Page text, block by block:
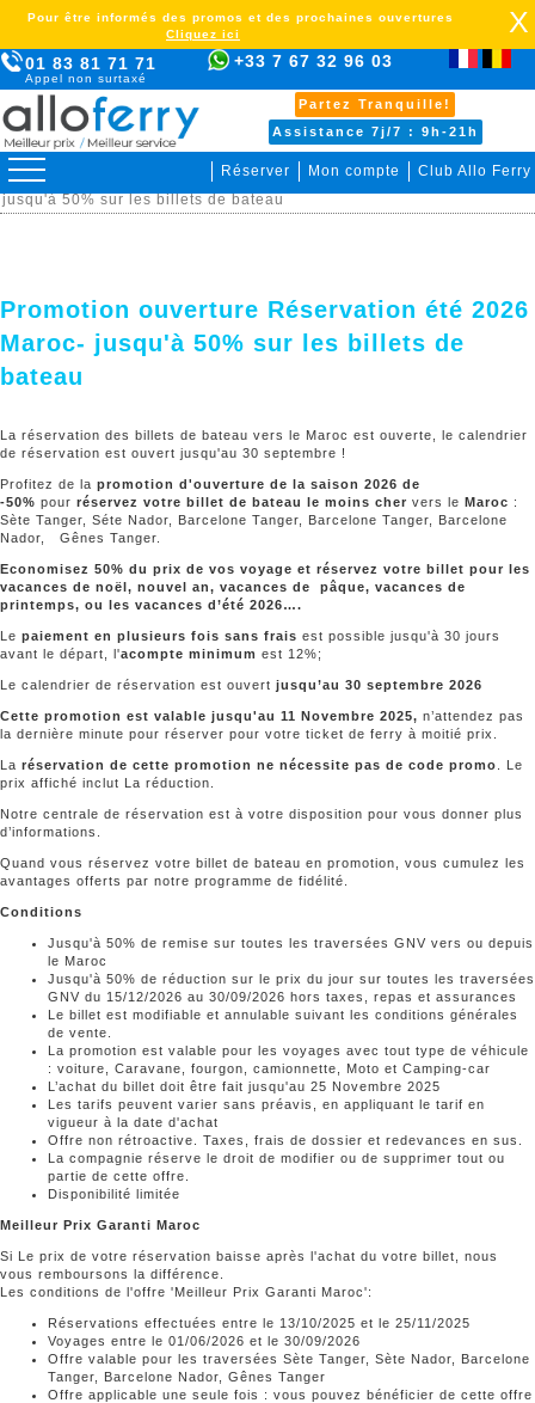
01 83 81 71 71
Appel non surtaxé
+33 7 67 32 96 03
Partez Tranquille!
Assistance 7j/7 : 9h-21h
Réserver Mon compte Club Allo Ferry
Pour être informés des promos et des prochaines ouvertures
Cliquez ici
X
> Promotions > Promotion ouverture Réservation été 2026 Maroc-
jusqu'à 50% sur les billets de bateau
Promotion ouverture Réservation été 2026
Maroc- jusqu'à 50% sur les billets de
bateau
La réservation des billets de bateau vers le Maroc est ouverte, le calendrier
de réservation est ouvert jusqu'au 30 septembre !
Profitez de la promotion d'ouverture de la saison 2026 de
-50% pour réservez votre billet de bateau le moins cher vers le Maroc :
Sète Tanger, Séte Nador, Barcelone Tanger, Barcelone Tanger, Barcelone
Nador, Gênes Tanger.
Economisez 50% du prix de vos voyage et réservez votre billet pour les
vacances de noël, nouvel an, vacances de pâque, vacances de
printemps, ou les vacances d’été 2026….
Le paiement en plusieurs fois sans frais est possible jusqu'à 30 jours
avant le départ, l'acompte minimum est 12%;
Le calendrier de réservation est ouvert jusqu’au 30 septembre 2026
Cette promotion est valable jusqu'au 11 Novembre 2025, n’attendez pas
la dernière minute pour réserver pour votre ticket de ferry à moitié prix.
La réservation de cette promotion ne nécessite pas de code promo . Le
prix affiché inclut La réduction.
Notre centrale de réservation est à votre disposition pour vous donner plus
d’informations.
Quand vous réservez votre billet de bateau en promotion, vous cumulez les
avantages offerts par notre programme de fidélité.
Conditions
Jusqu'à 50% de remise sur toutes les traversées GNV vers ou depuis
le Maroc
Jusqu'à 50% de réduction sur le prix du jour sur toutes les traversées
GNV du 15/12/2026 au 30/09/2026 hors taxes, repas et assurances
Le billet est modifiable et annulable suivant les conditions générales
de vente.
La promotion est valable pour les voyages avec tout type de véhicule
: voiture, Caravane, fourgon, camionnette, Moto et Camping-car
L’achat du billet doit être fait jusqu'au 25 Novembre 2025
Les tarifs peuvent varier sans préavis, en appliquant le tarif en
vigueur à la date d'achat
Offre non rétroactive. Taxes, frais de dossier et redevances en sus.
La compagnie réserve le droit de modifier ou de supprimer tout ou
partie de cette offre.
Disponibilité limitée
Meilleur Prix Garanti Maroc
Si Le prix de votre réservation baisse après l'achat du votre billet, nous
vous remboursons la différence.
Les conditions de l'offre 'Meilleur Prix Garanti Maroc':
Réservations effectuées entre le 13/10/2025 et le 25/11/2025
Voyages entre le 01/06/2026 et le 30/09/2026
Offre valable pour les traversées Sète Tanger, Sète Nador, Barcelone
Tanger, Barcelone Nador, Gênes Tanger
Offre applicable une seule fois : vous pouvez bénéficier de cette offre